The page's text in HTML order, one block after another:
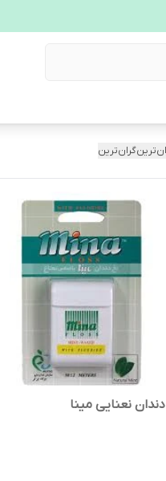
گران‌ترین
نعنایی مینا